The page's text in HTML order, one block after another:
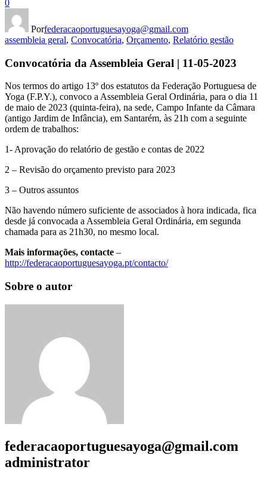
0
Porfederacaoportuguesayoga@gmail.com
assembleia geral, Convocatória, Orçamento, Relatório gestão
Convocatória da Assembleia Geral | 11-05-2023
Nos termos do artigo 13º dos estatutos da Federação Portuguesa de
Yoga (F.P.Y.), convoco a Assembleia Geral Ordinária, para o dia 11
de maio de 2023 (quinta-feira), na sede, Campo Infante da Câmara
(antigo Jardim de Infância), em Santarém, às 21h com a seguinte
ordem de trabalhos:
1- Aprovação do relatório de gestão e contas de 2022
2 – Revisão do orçamento previsto para 2023
3 – Outros assuntos
Não havendo número suficiente de associados à hora indicada, fica
desde já convocada a Assembleia Geral Ordinária, em segunda
chamada para as 21h30, no mesmo local.
Mais informações, contacte –
http://federacaoportuguesayoga.pt/contacto/
Sobre o autor
federacaoportuguesayoga@gmail.com
administrator